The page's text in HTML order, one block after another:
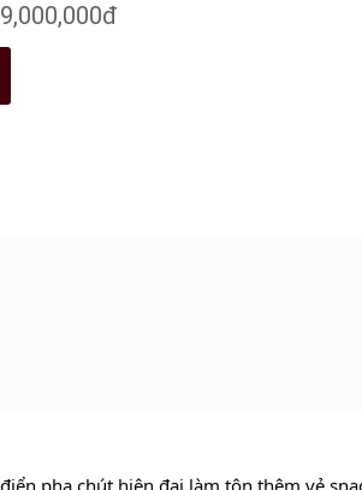
9,000,000đ
pha chút hiện đại làm tôn thêm vẻ